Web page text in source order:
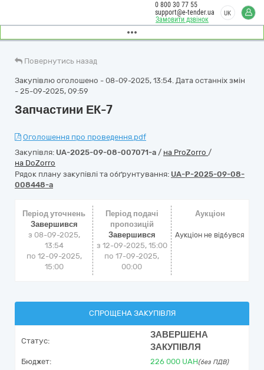
Замовити дзвінок
0 800 30 77 55
support@e-tender.ua
UK
Повернутись назад
Закупівлю оголошено - 08-09-2025, 13:54. Дата останніх змін
- 25-09-2025, 09:59
Запчастини ЕК-7
Оголошення про проведення.pdf
Закупівля: UA-2025-09-08-007071-a / на ProZorro /
на DoZorro
Рядок плану закупівлі та обґрунтування: UA-P-2025-09-08-
008448-a
Період уточнень
Завершився
з 08-09-2025,
13:54
по 12-09-2025,
15:00
Період подачі
пропозицій
Завершився
з 12-09-2025, 15:00
по 17-09-2025,
00:00
Аукціон
Аукціон не відбувся
СПРОЩЕНА ЗАКУПІВЛЯ
Статус:
ЗАВЕРШЕНА
ЗАКУПІВЛЯ
Бюджет: 226 000 UAH(без ПДВ)